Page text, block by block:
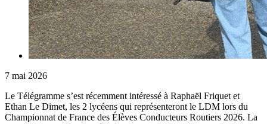
7 mai 2026
Le Télégramme s’est récemment intéressé à Raphaël Friquet et
Ethan Le Dimet, les 2 lycéens qui représenteront le LDM lors du
Championnat de France des Élèves Conducteurs Routiers 2026. La